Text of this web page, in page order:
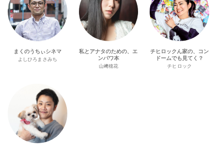
まくのうちぃシネマ
よしひろまさみち
私とアナタのための、エ
ンパワ本
山﨑穂花
チヒロックん家の、コン
ドームでも見てく？
チヒロック